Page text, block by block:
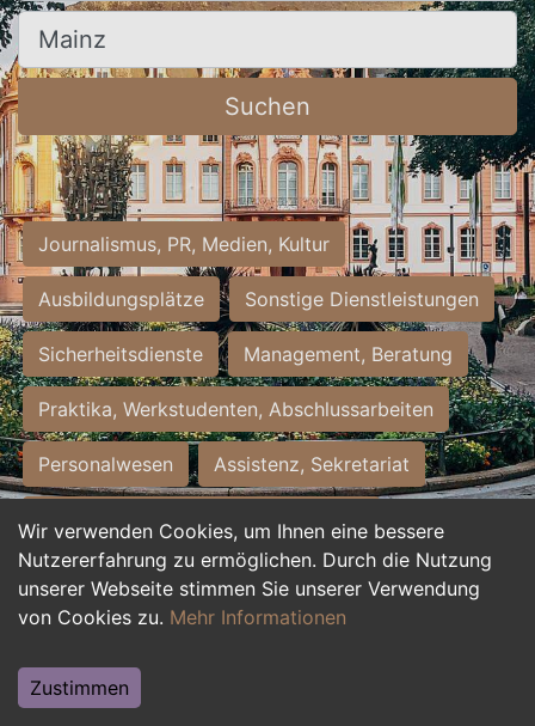
Wir verwenden Cookies, um Ihnen eine bessere
Nutzererfahrung zu ermöglichen. Durch die Nutzung
unserer Webseite stimmen Sie unserer Verwendung
von Cookies zu. Mehr Informationen
Zustimmen
Ort, Stadt
Suchen
Journalismus, PR, Medien, Kultur
Ausbildungsplätze Sonstige Dienstleistungen
Sicherheitsdienste Management, Beratung
Praktika, Werkstudenten, Abschlussarbeiten
Personalwesen Assistenz, Sekretariat
Hilfskräfte, Aushilfs- und Nebenjobs
Einkauf, Logistik, Materialwirtschaft
Weiterbildung, Studium, duale Ausbildung
Tourismus